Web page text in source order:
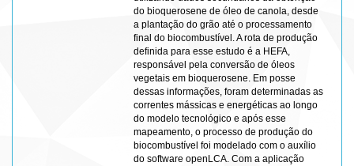
do bioquerosene de óleo de canola, desde
a plantação do grão até o processamento
final do biocombustível. A rota de produção
definida para esse estudo é a HEFA,
responsável pela conversão de óleos
vegetais em bioquerosene. Em posse
dessas informações, foram determinadas as
correntes mássicas e energéticas ao longo
do modelo tecnológico e após esse
mapeamento, o processo de produção do
biocombustível foi modelado com o auxílio
do software openLCA. Com a aplicação